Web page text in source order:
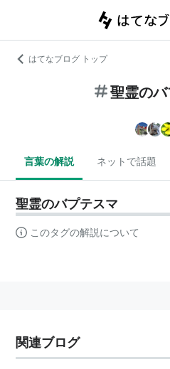
はてなブログ トップ
聖霊の
言葉の解説 ネットで話題
聖霊のバプテスマ
このタグの解説について
関連ブログ